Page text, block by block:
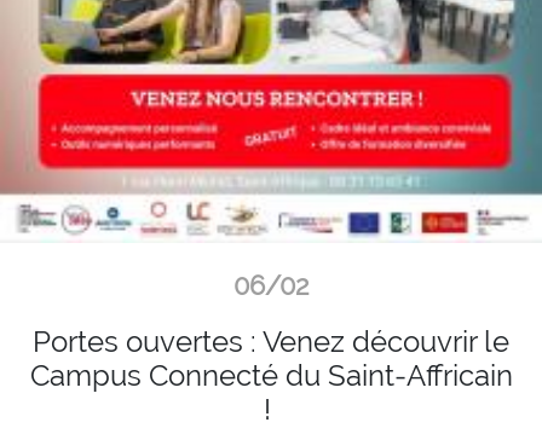
06/02
Portes ouvertes : Venez découvrir le
Campus Connecté du Saint-Affricain
!